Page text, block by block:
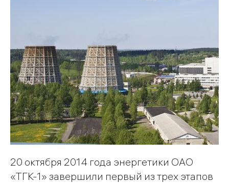
20 октября 2014 года энергетики ОАО
«ТГК-1» завершили первый из трех этапов